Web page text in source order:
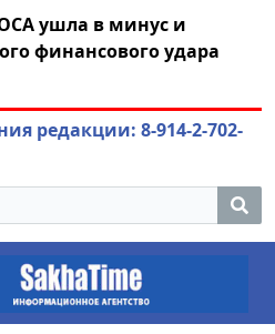
ушла в минус и
финансового удара
редакции: 8-914-2-702-